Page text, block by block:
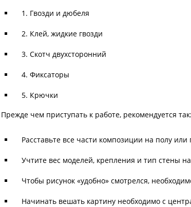
1. Гвозди и дюбеля
2. Клей, жидкие гвозди
3. Скотч двухсторонний
4. Фиксаторы
5. Крючки
Прежде чем приступать к работе, рекомендуется
Расставьте все части композиции на полу
Учтите вес моделей, крепления и тип стены
Чтобы рисунок «удобно» смотрелся,
Начинать вешать картину необходимо с